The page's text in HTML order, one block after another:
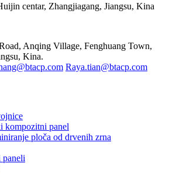
centar, Zhangjiagang, Jiangsu, Kina
Anqing Village, Fenghuang Town,
Kina.
Raya.tian@btacp.com
kompozitni panel
ploča od drvenih zrna
paneli